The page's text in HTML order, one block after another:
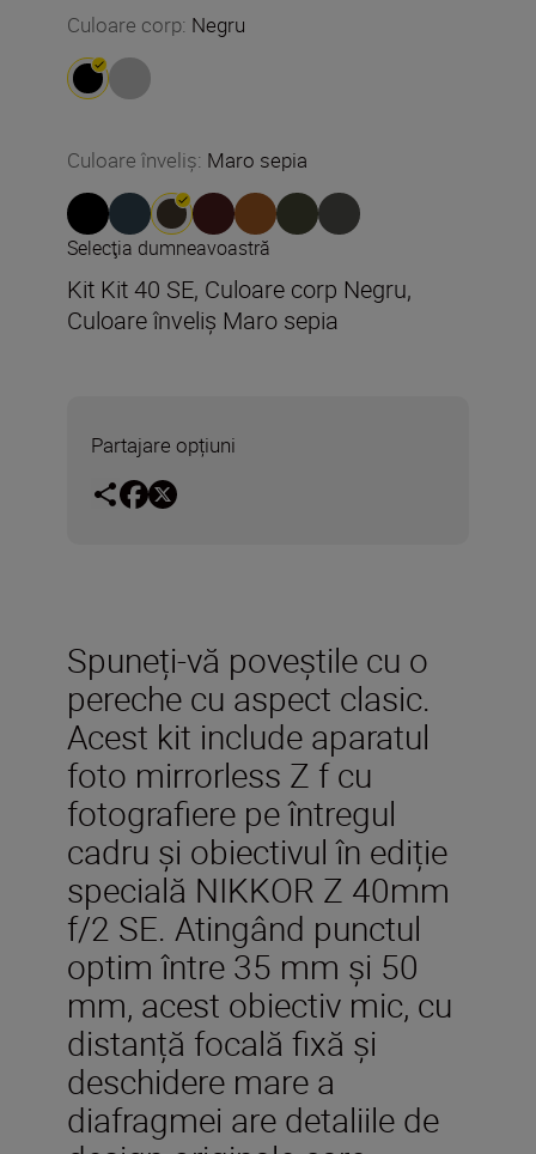
Culoare corp: Negru
Culoare înveliș: Maro sepia
Selecţia dumneavoastră
Kit Kit 40 SE, Culoare corp Negru,
Culoare înveliș Maro sepia
Partajare opțiuni
Spuneți-vă poveștile cu o
pereche cu aspect clasic.
Acest kit include aparatul
foto mirrorless Z f cu
fotografiere pe întregul
cadru și obiectivul în ediție
specială NIKKOR Z 40mm
f/2 SE. Atingând punctul
optim între 35 mm și 50
mm, acest obiectiv mic, cu
distanță focală fixă și
deschidere mare a
diafragmei are detaliile de